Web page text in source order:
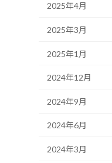
2025年4月
2025年3月
2025年1月
2024年12月
2024年9月
2024年6月
2024年3月